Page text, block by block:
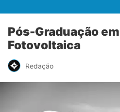
Pós-Graduação
Fotovoltaica
Redação